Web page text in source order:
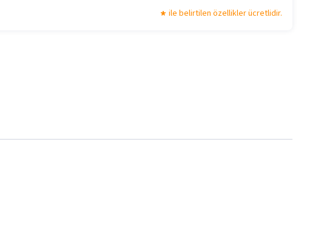
ile belirtilen özellikler ücretlidir.